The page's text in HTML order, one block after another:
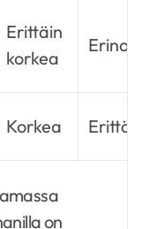
Erittäin
korkea
Korkea Erittäin
on